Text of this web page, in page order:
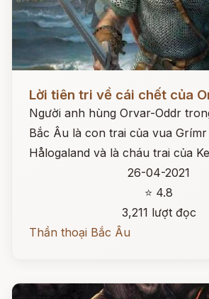
Lời tiên tri về cái chết của
Người anh hùng Orvar-Oddr
Bắc Âu là con trai của vua
Hålogaland và là cháu trai của
26-04-2021
⭐ 4.8
3,211 lượt đọc
Thần thoại Bắc Âu